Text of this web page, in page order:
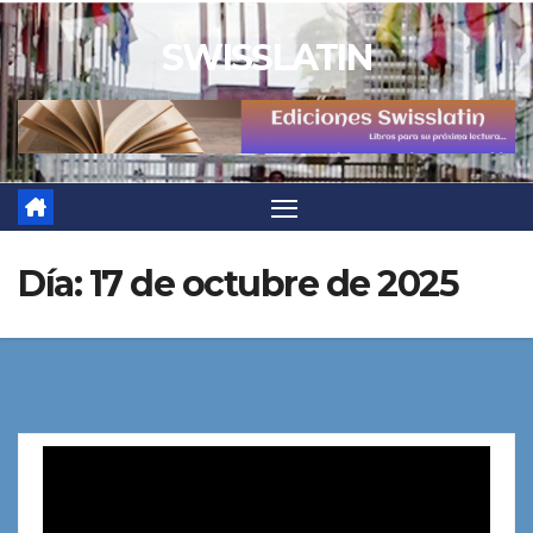
Saltar
al
contenido
SWISSLATIN
Día:17 de octubre de 2025